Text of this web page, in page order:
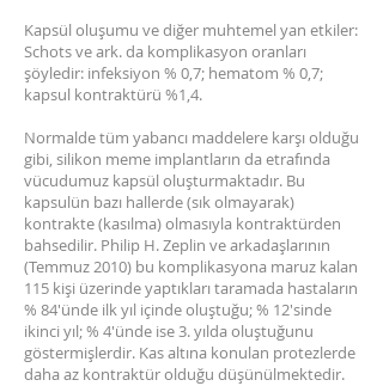
Kapsül oluşumu ve diğer muhtemel yan etkiler:
Schots ve ark. da komplikasyon oranları
şöyledir: infeksiyon % 0,7; hematom % 0,7;
kapsul kontraktürü %1,4.
Normalde tüm yabancı maddelere karşı olduğu
gibi, silikon meme implantların da etrafında
vücudumuz kapsül oluşturmaktadır. Bu
kapsulün bazı hallerde (sık olmayarak)
kontrakte (kasılma) olmasıyla kontraktürden
bahsedilir. Philip H. Zeplin ve arkadaşlarının
(Temmuz 2010) bu komplikasyona maruz kalan
115 kişi üzerinde yaptıkları taramada hastaların
% 84'ünde ilk yıl içinde oluştuğu; % 12'sinde
ikinci yıl; % 4'ünde ise 3. yılda oluştuğunu
göstermişlerdir. Kas altına konulan protezlerde
daha az kontraktür olduğu düşünülmektedir.